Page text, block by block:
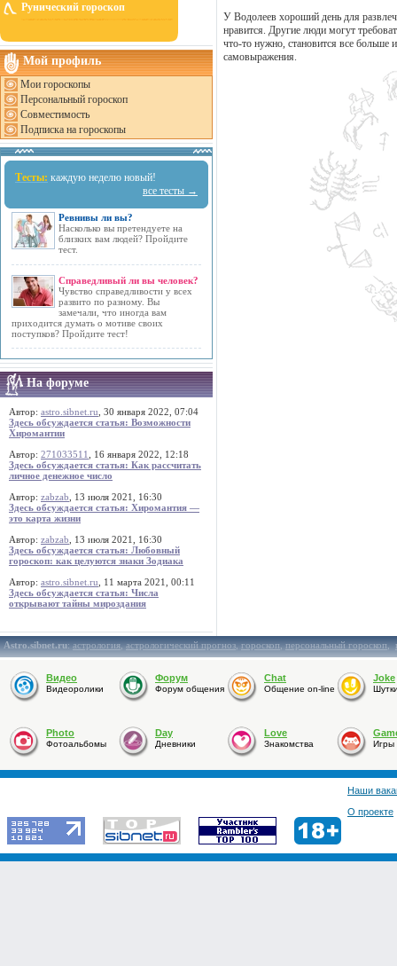
Рунический гороскоп
Мой профиль
Мои гороскопы
Персональный гороскоп
Совместимость
Подписка на гороскопы
Тесты: каждую неделю новый!
все тесты →
Ревнивы ли вы?
Насколько вы претендуете на
близких вам людей? Пройдите
тест.
Справедливый ли вы человек?
Чувство справедливости у всех
развито по разному. Вы
замечали, что иногда вам
приходится думать о мотиве своих
поступков? Пройдите тест!
На форуме
Автор: astro.sibnet.ru , 30 января 2022, 07:04
Здесь обсуждается статья: Возможности
Хиромантии
Автор: 271033511
, 16 января 2022, 12:18
Здесь обсуждается статья: Как рассчитать
личное денежное число
Автор: zabzab , 13 июля 2021, 16:30
Здесь обсуждается статья: Хиромантия —
это карта жизни
Автор: zabzab , 13 июля 2021, 16:30
Здесь обсуждается статья: Любовный
гороскоп: как целуются знаки Зодиака
Автор: astro.sibnet.ru , 11 марта 2021, 00:11
Здесь обсуждается статья: Числа
открывают тайны мироздания
У Водолеев хороший день для
нравится. Другие люди могут
что-то нужно, становится все больше
самовыражения.
Astro.sibnet.ru:астрология,астрологический прогноз,гороскоп,персональный гороскоп,
Видео
Видеоролики
Форум
Форум общения
Chat
Общение on-line
Joke
Photo
Фотоальбомы
Day
Дневники
Love
Знакомства Игры
Наши
О проекте